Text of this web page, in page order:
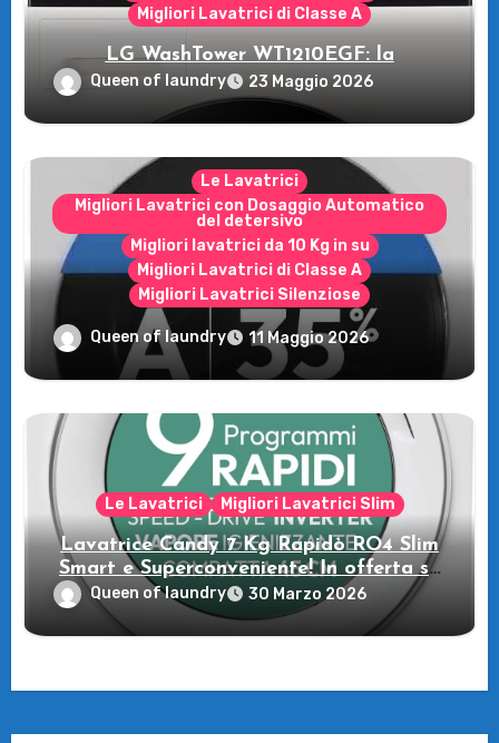
Migliori Lavatrici di Classe A
LG WashTower WT1210EGF: la
rivoluzione intelligente per il tuo bucato!
Queen of laundry 23 Maggio 2026
Le Lavatrici
Migliori Lavatrici con Dosaggio Automatico
del detersivo
Migliori lavatrici da 10 Kg in su
Migliori Lavatrici di Classe A
Migliori Lavatrici Silenziose
Recensione della Lavatrice Candy
MultiWash: Innovazione e flessibilità a
casa tua!
Queen of laundry 11 Maggio 2026
Le Lavatrici Migliori Lavatrici Slim
Lavatrice Candy 7 Kg Rapidò RO4 Slim
Smart e Superconveniente! In offerta su
Amazon
Queen of laundry 30 Marzo 2026